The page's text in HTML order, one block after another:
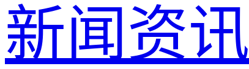
新闻资讯